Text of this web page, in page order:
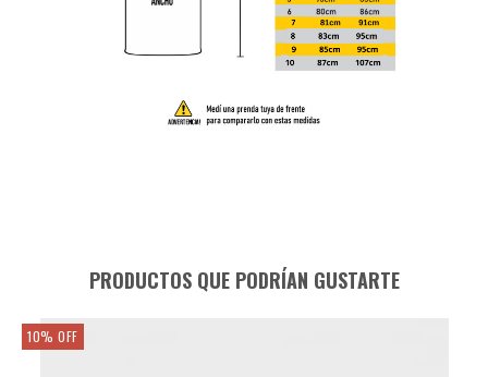
PRODUCTOS QUE PODRÍAN GUSTARTE
10% OFF